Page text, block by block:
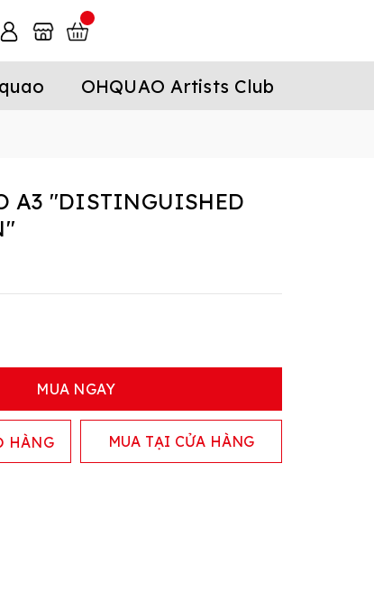
OHQUAO Artists Club
A3 "DISTINGUISHED
MUA NGAY
HÀNG MUA TẠI CỬA HÀNG